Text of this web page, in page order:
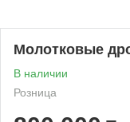
Молотковые
В наличии
Розница